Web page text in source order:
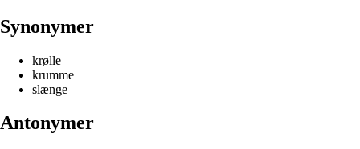
Synonymer
krølle
krumme
slænge
Antonymer